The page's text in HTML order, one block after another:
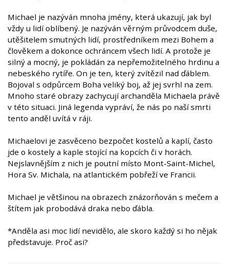
Michael je nazýván mnoha jmény, která ukazují, jak byl
vždy u lidí oblíbený. Je nazýván věrným průvodcem duše,
utěšitelem smutných lidí, prostředníkem mezi Bohem a
člověkem a dokonce ochráncem všech lidí. A protože je
silný a mocný, je pokládán za nepřemožitelného hrdinu a
nebeského rytíře. On je ten, který zvítězil nad ďáblem.
Bojoval s odpůrcem Boha veliký boj, až jej svrhl na zem.
Mnoho staré obrazy zachycují archanděla Michaela právě
v této situaci. Jiná legenda vypráví, že nás po naší smrti
tento anděl uvítá v ráji.
Michaelovi je zasvěceno bezpočet kostelů a kaplí, často
jde o kostely a kaple stojící na kopcích či v horách.
Nejslavnějším z nich je poutní místo Mont-Saint-Michel,
Hora Sv. Michala, na atlantickém pobřeží ve Francii.
Michael je většinou na obrazech znázorňován s mečem a
štítem jak probodává draka nebo ďábla.
*Anděla asi moc lidí nevidělo, ale skoro každý si ho nějak
představuje. Proč asi?